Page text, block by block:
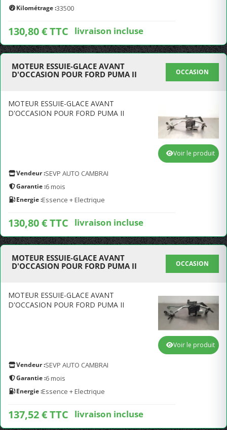
Kilométrage :33500
130,80 € TTC livraison incluse
MOTEUR ESSUIE-GLACE AVANT
D'OCCASION POUR FORD PUMA II
OCCASION
MOTEUR ESSUIE-GLACE AVANT
D'OCCASION POUR FORD PUMA II
Vendeur :SEVP AUTO CAMBRAI
Garantie :6 mois
Energie :Essence + Electrique
130,80 € TTC livraison incluse
Voir le produit
MOTEUR ESSUIE-GLACE AVANT
D'OCCASION POUR FORD PUMA II
OCCASION
MOTEUR ESSUIE-GLACE AVANT
D'OCCASION POUR FORD PUMA II
Vendeur :SEVP AUTO CAMBRAI
Garantie :6 mois
Energie :Essence + Electrique
137,52 € TTC livraison incluse
Voir le produit